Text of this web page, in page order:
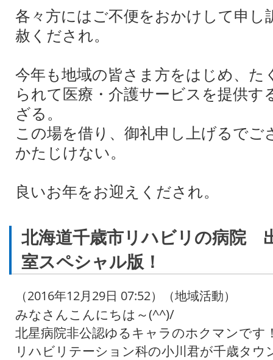
各々方にはご不便をおかけして申し
赦くだされ。
今年も地域の皆さま方をはじめ、た
られて医療・介護サービスを提供
ざる。
この場を借り、御礼申し上げるでご
かたじけない。
良いお年をお迎えくだされ。
北海道千歳市リハビリの病院
室スペシャル版！
（2016年12月29日 07:52）（地域活動）
みなさんこんにちは～(^^)/
北星病院非公認ゆるキャラのホクマンです
リハビリテーション科の小川君が千歳タ